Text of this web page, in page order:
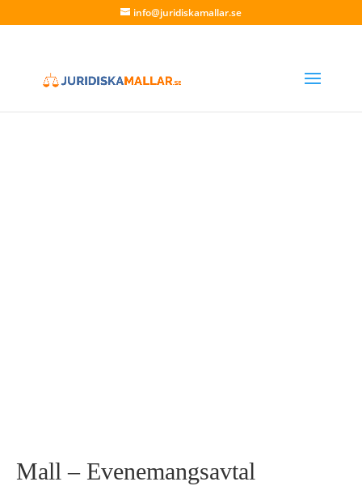
info@juridiskamallar.se
Mall – Evenemangsavtal